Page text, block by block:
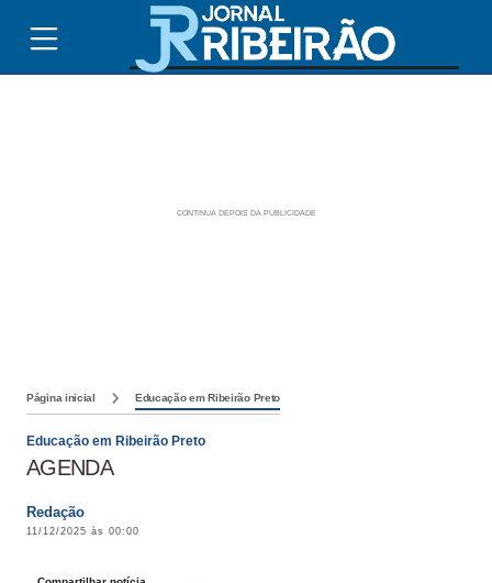
Página inicial Educação em Ribeirão Preto
Educação em Ribeirão Preto
AGENDA
Redação
11/12/2025 às 00:00